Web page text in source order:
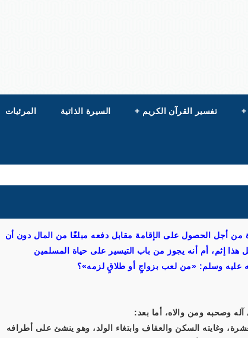
+ تفسير القرآن الكريم + السيرة الذاتية المرئيات
من أجل الحصول على الإقامة مقابل دفعه مبلغًا من المال دون أن
إثم، أم أنه يجوز من باب التيسير على حياة المسلمين
وسلم: «من لعب بزواجٍ أو طلاقٍ لزمه»؟
وصحبه ومن والاه، أما بعد:
وغايته السكن والعفاف وابتغاء الولد، وهو ينشئ على أطرافه